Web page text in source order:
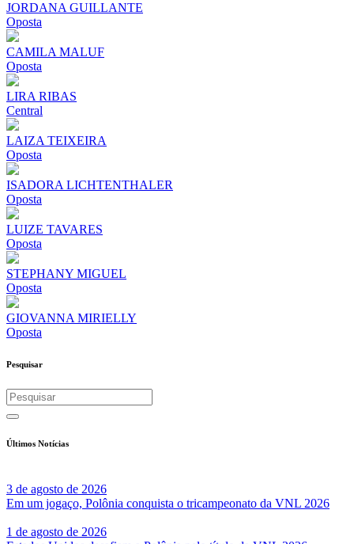
JORDANA GUILLANTE
Oposta
CAMILA MALUF
Oposta
LIRA RIBAS
Central
LAIZA TEIXEIRA
Oposta
ISADORA LICHTENTHALER
Oposta
LUIZE TAVARES
Oposta
STEPHANY MIGUEL
Oposta
GIOVANNA MIRIELLY
Oposta
Pesquisar
Últimos Notícias
3 de agosto de 2026
Em um jogaço, Polônia conquista o tricampeonato da VNL 2026
1 de agosto de 2026